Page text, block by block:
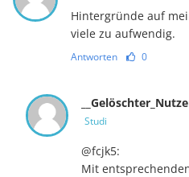
Hintergründe auf
viele zu aufwendig.
Antworten 0
Studi
@fcjk5:
Mit